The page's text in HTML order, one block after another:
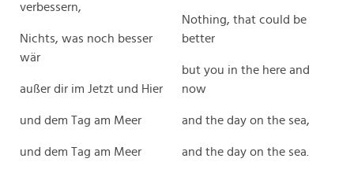
verbessern,
Nichts, was noch besser
wär
außer dir im Jetzt und Hier
und dem Tag am Meer
und dem Tag am Meer
Nothing, that could be
better
but you in the here and
now
and the day on the sea,
and the day on the sea.